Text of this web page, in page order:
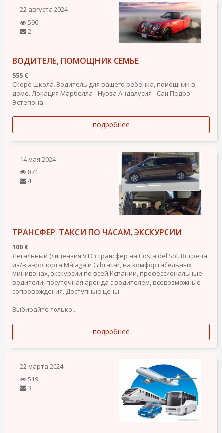
22 августа 2024
590
2
ВОДИТЕЛЬ, ПОМОЩНИК СЕМЬЕ
555 €
Скоро школа. Водитель для вашего ребенка, помощник в
доме. Локация Марбелла - Нуэва Андалусия - Сан Педро -
Эстепона
подробнее
14 мая 2024
871
4
ТРАНСФЕР, ТАКСИ ПО ЧАСАМ, ЭКСКУРСИИ
100 €
Легальный (лицензия VTC) трансфер на Costa del Sol. Встреча
из/в аэропорта Málaga и Gibraltar, на комфортабельных
минивэнах, экскурсии по всей Испании, профессиональные
водители, посуточная аренда с водителем, всевозможные
сопровождения. Доступные цены.
Выбирайте только...
подробнее
22 марта 2024
519
3